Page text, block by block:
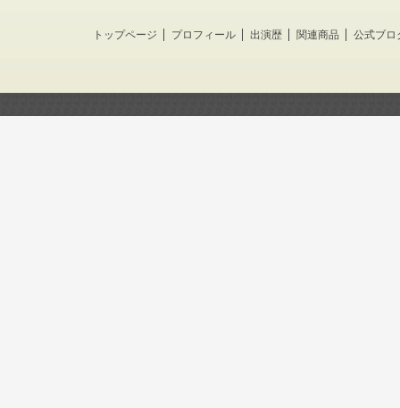
トップページ プロフィール 出演歴 関連商品 公式ブロ